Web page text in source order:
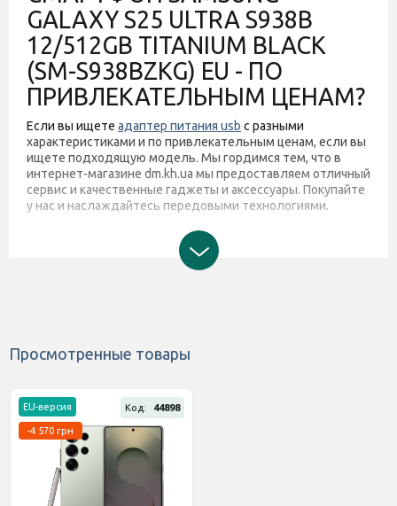
GALAXY S25 ULTRA S938B
12/512GB TITANIUM BLACK
(SM-S938BZKG) EU - ПО
ПРИВЛЕКАТЕЛЬНЫМ ЦЕНАМ?
Если вы ищете адаптер питания usb с разными
характеристиками и по привлекательным ценам, если вы
ищете подходящую модель. Мы гордимся тем, что в
интернет-магазине dm.kh.ua мы предоставляем отличный
сервис и качественные гаджеты и аксессуары. Покупайте
у нас и наслаждайтесь передовыми технологиями.
Просмотренные товары
Код: 44898
EU-версия
-4 570 грн